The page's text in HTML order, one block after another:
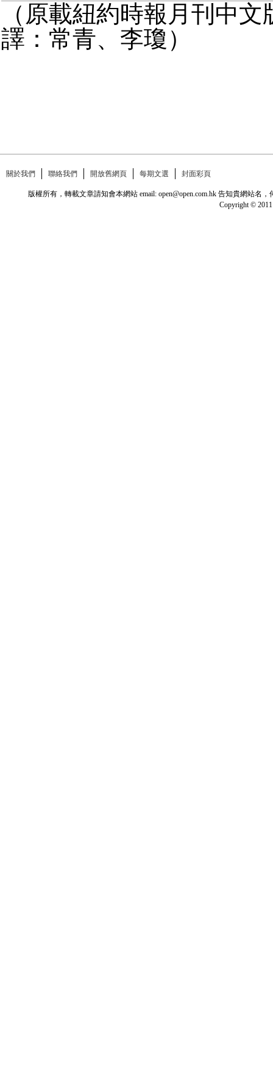
（原載紐約時報月刊中文
譯：常青、李瓊）
關於我們 聯絡我們 開放舊網頁 每期文選 封面彩頁
版權所有，轉載文章請知會本網站 email: open@open.com.hk 告知貴網站
Copyright © 2011